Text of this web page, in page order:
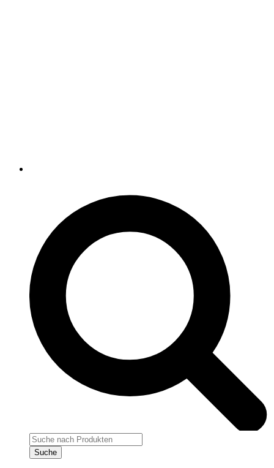
Products
search
Suche